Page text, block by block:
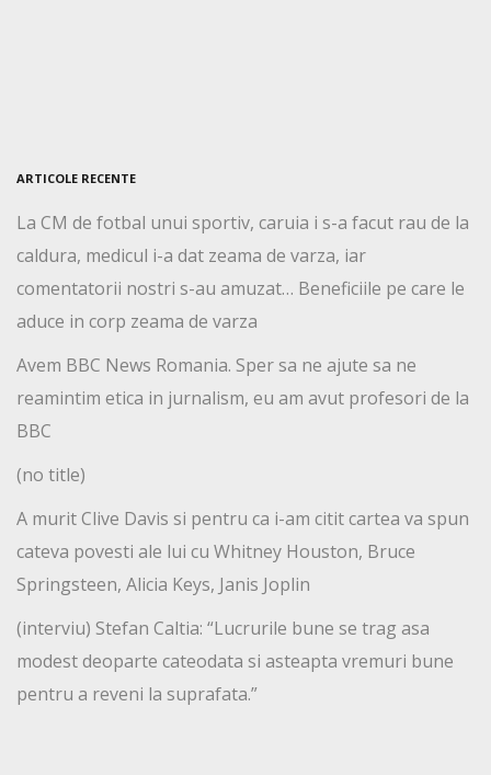
ARTICOLE RECENTE
La CM de fotbal unui sportiv, caruia i s-a facut rau de la
caldura, medicul i-a dat zeama de varza, iar
comentatorii nostri s-au amuzat… Beneficiile pe care le
aduce in corp zeama de varza
Avem BBC News Romania. Sper sa ne ajute sa ne
reamintim etica in jurnalism, eu am avut profesori de la
BBC
(no title)
A murit Clive Davis si pentru ca i-am citit cartea va spun
cateva povesti ale lui cu Whitney Houston, Bruce
Springsteen, Alicia Keys, Janis Joplin
(interviu) Stefan Caltia: “Lucrurile bune se trag asa
modest deoparte cateodata si asteapta vremuri bune
pentru a reveni la suprafata.”